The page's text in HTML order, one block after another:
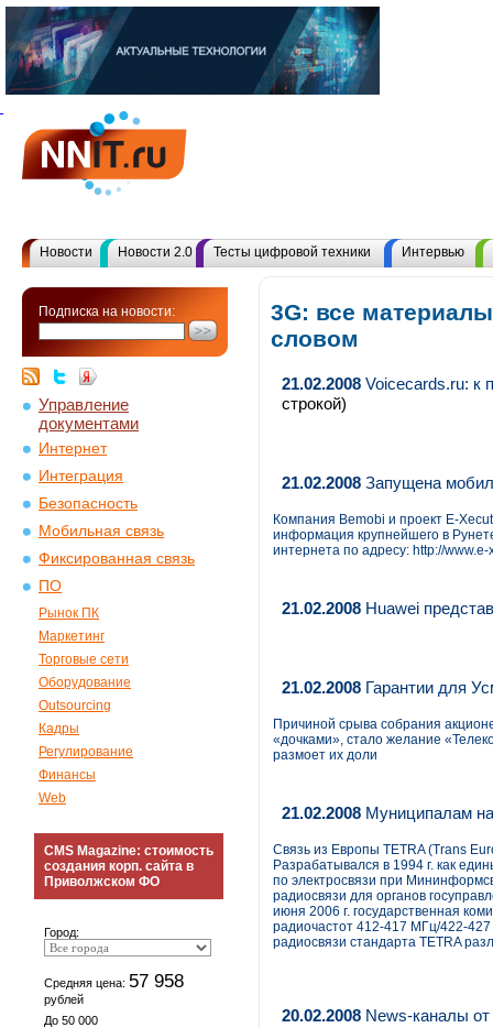
Новости Новости 2.0 Тесты цифровой техники Интервью
Подписка на новости:
Управление
документами
Интернет
Интеграция
Безопасность
Мобильная связь
Фиксированная связь
ПО
Рынок ПК
Маркетинг
Торговые сети
Оборудование
Outsourcing
Кадры
Регулирование
Финансы
Web
CMS Magazine: стоимость
создания корп. сайта в
Приволжском ФО
Город:
Средняя цена: 57 958
рублей
До 50 000
3G: все
словом
21.02.2008 Voicecards.ru: к
строкой)
21.02.2008 Запущена
Компания Bemobi и проект E-
информация крупнейшего в
интернета по адресу: http://www.e-
21.02.2008 Huawei
21.02.2008 Гарантии для
Причиной срыва собрания
«дочками», стало желание
размоет их доли
21.02.2008 Муниципалам
Связь из Европы TETRA (Trans
Разрабатывался в 1994 г. как
по электросвязи при
радиосвязи для органов
июня 2006 г. государственная
радиочастот 412-417 МГц/422-
радиосвязи стандарта TETRA
20.02.2008 News-каналы